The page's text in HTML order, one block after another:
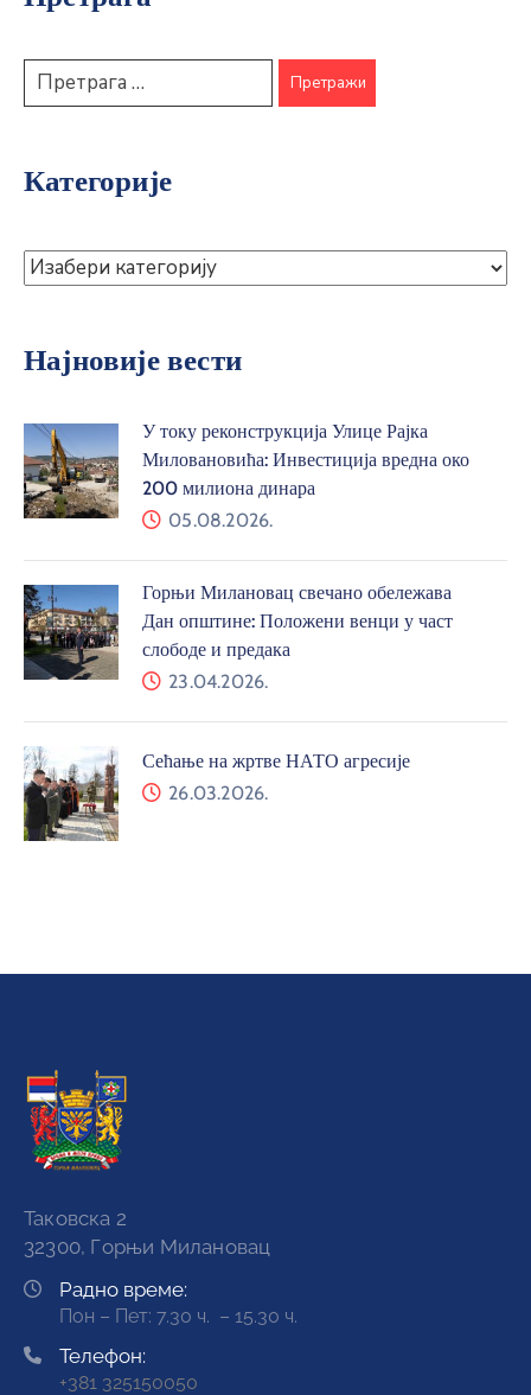
Категорије
Најновије вести
У току реконструкција Улице Рајка
Миловановића: Инвестиција вредна око
200 милиона динара
05.08.2026.
Горњи Милановац свечано обележава
Дан општине: Положени венци у част
слободе и предака
23.04.2026.
Сећање на жртве НАТО агресије
26.03.2026.
Таковска 2
32300, Горњи Милановац
Радно време:
Пон – Пет: 7.30 ч. – 15.30 ч.
Телефон:
+381 325150050